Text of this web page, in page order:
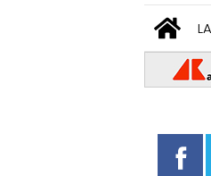
"Contratto Funzioni